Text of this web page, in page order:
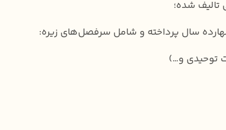
شده؛
توحیدی و…)